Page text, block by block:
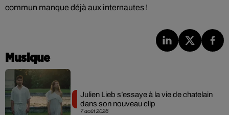
commun manque déjà aux internautes !
Musique
7 août 2026
Julien Lieb s’essaye à la vie de chatelain
dans son nouveau clip